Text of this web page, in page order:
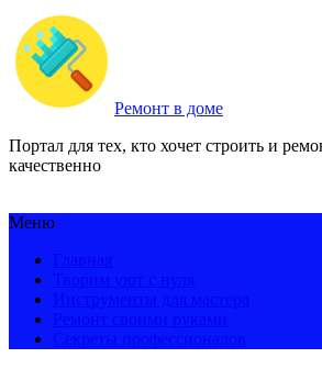
Ремонт в доме
Портал для тех, кто хочет строить и
качественно
Меню